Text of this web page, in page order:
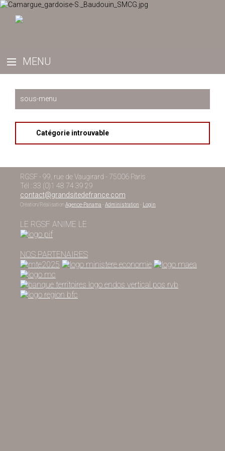
Catégorie introuvable
RGSF - 99, rue de Vaugirard - 75006 Paris
Tél : 33 (0)1 48 74 39 29
contact@grandsitedefrance.com
Création/RéalisationAgence-Panama - Administration - Login
LE RGSF ANIME LE
NOS PARTENAIRES